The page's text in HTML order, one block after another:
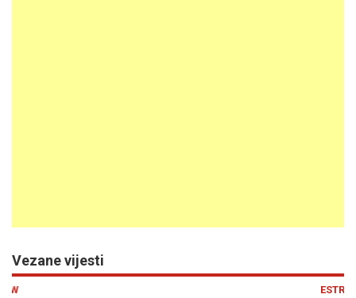
Vezane vijesti